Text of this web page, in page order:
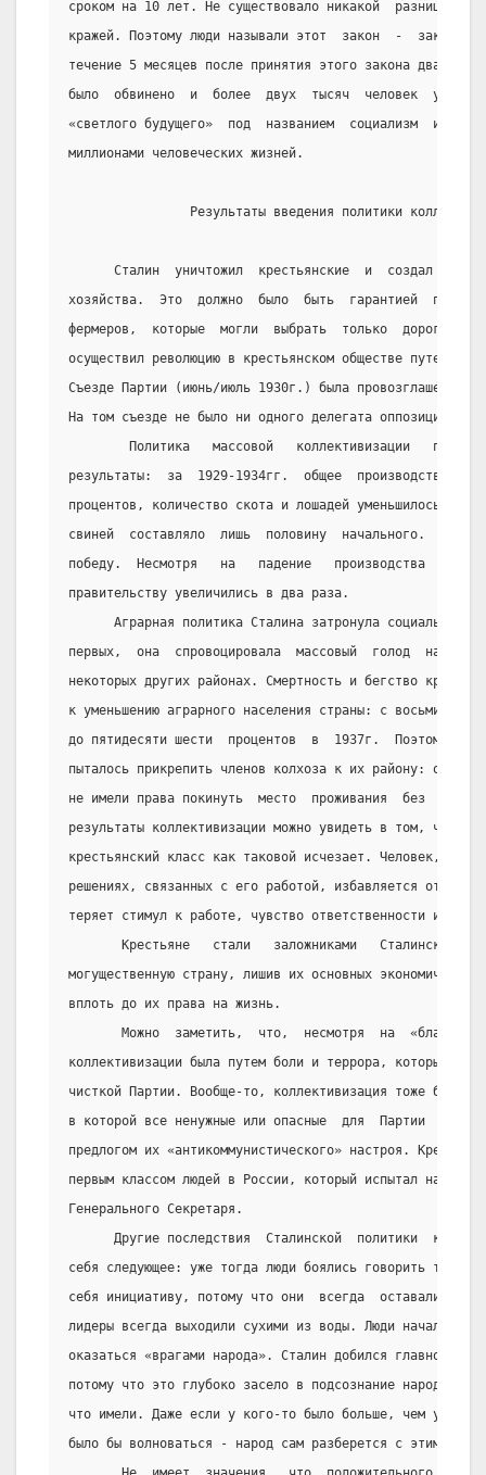
сроком на 10 лет. Не существовало никакой  разницы
кражей. Поэтому люди называли этот  закон  -
течение 5 месяцев после принятия этого закона
было  обвинено  и  более  двух  тысяч  человек  убито.
«светлого будущего»  под  названием  социализм  и
миллионами человеческих жизней.
Результаты введения политики
Сталин  уничтожил  крестьянские  и  создал
хозяйства.  Это  должно  было  быть  гарантией
фермеров,  которые  могли  выбрать  только  дорогу  к
осуществил революцию в крестьянском обществе путем
Съезде Партии (июнь/июль 1930г.) была провозглашена
На том съезде не было ни одного делегата оппозиции.
Политика   массовой   коллективизации
результаты:  за  1929-1934гг.  общее  производство
процентов, количество скота и лошадей уменьшилось на
свиней  составляло  лишь  половину  начального.
победу.  Несмотря   на   падение   производства
правительству увеличились в два раза.
Аграрная политика Сталина затронула социальную
первых,  она  спровоцировала  массовый  голод  на
некоторых других районах. Смертность и бегство
к уменьшению аграрного населения страны: с
до пятидесяти шести  процентов  в  1937г.  Поэтому  в
пыталось прикрепить членов колхоза к их району: они не
не имели права покинуть  место  проживания  без
результаты коллективизации можно увидеть в том, что  с
крестьянский класс как таковой исчезает. Человек, не
решениях, связанных с его работой, избавляется от
теряет стимул к работе, чувство ответственности и
Крестьяне   стали   заложниками   Сталинских
могущественную страну, лишив их основных
вплоть до их права на жизнь.
Можно  заметить,  что,  несмотря  на
коллективизации была путем боли и террора, который
чисткой Партии. Вообще-то, коллективизация тоже была
в которой все ненужные или опасные  для  Партии  люди
предлогом их «антикоммунистического» настроя.
первым классом людей в России, который испытал на
Генерального Секретаря.
Другие последствия  Сталинской  политики
себя следующее: уже тогда люди боялись говорить то,
себя инициативу, потому что они  всегда  оставались
лидеры всегда выходили сухими из воды. Люди начали
оказаться «врагами народа». Сталин добился главной
потому что это глубоко засело в подсознание народа.
что имели. Даже если у кого-то было больше, чем у
было бы волноваться - народ сам разберется с этим.